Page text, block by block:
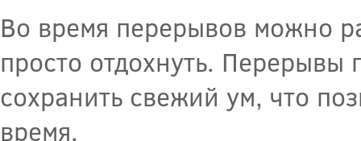
Во время перерывов можно
просто отдохнуть. Перерывы
сохранить свежий ум, что
время.